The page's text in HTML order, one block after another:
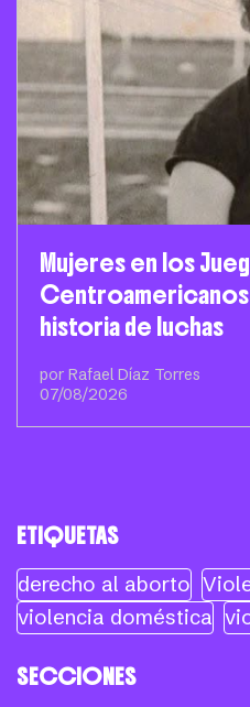
Mujeres en los
Centroamericanos
historia de luchas
por Rafael Díaz Torres
07/08/2026
ETIQUETAS
derecho al aborto
violencia doméstica
SECCIONES